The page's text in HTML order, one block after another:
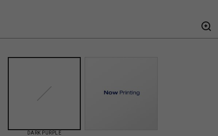
DARK PURPLE